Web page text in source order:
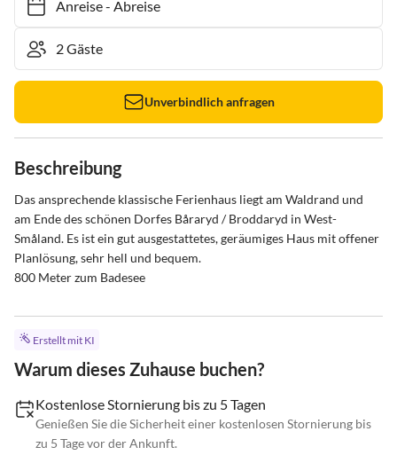
Anreise- Abreise
Unverbindlich anfragen
Beschreibung
Das ansprechende klassische Ferienhaus liegt am Waldrand und
am Ende des schönen Dorfes Båraryd / Broddaryd in West-
Småland. Es ist ein gut ausgestattetes, geräumiges Haus mit offener
Planlösung, sehr hell und bequem.
800 Meter zum Badesee
Erstellt mit KI
Warum dieses Zuhause buchen?
Kostenlose Stornierung bis zu 5 Tagen
Genießen Sie die Sicherheit einer kostenlosen Stornierung bis
zu 5 Tage vor der Ankunft.